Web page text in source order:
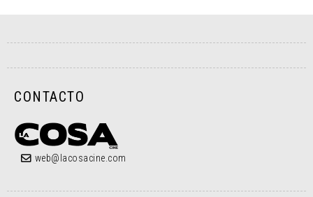
CONTACTO
web@lacosacine.com